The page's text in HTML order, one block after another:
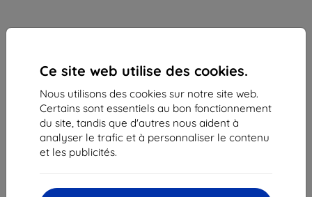
Ce site web utilise des cookies.
Nous utilisons des cookies sur notre site web.
Certains sont essentiels au bon fonctionnement
du site, tandis que d'autres nous aident à
analyser le trafic et à personnaliser le contenu
et les publicités.
Shield-Sk s.r.o.
Ulica Rudolfa Mocka 3750/2A
841 04 Bratislava
Numéro d’identification d’entreprise :